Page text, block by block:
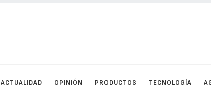
ACTUALIDAD OPINIÓN PRODUCTOS TECNOLOGÍA